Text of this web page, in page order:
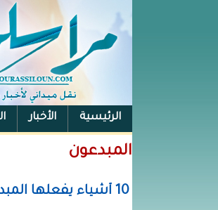
الرئيسية الأخبار
الفيس بوك
المبدعون
10 أشياء يفعلها المبدعون بطريقة مختلفة.. ما الذي يميزهم عن غيرهم؟